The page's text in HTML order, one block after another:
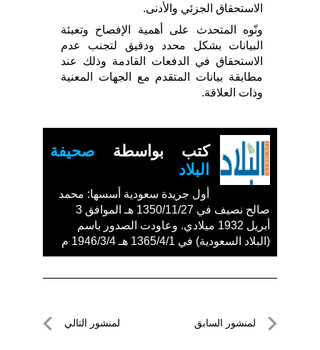
الاستحقاق الجزئي والأدنى.
ونّوه المتحدث على أهمية الإفصاح وتعبئة
البيانات بشكل محدد ودقيق لتجنب عدم
الاستحقاق في الدفعات القادمة وذلك عند
مطابقة بيانات المتقدم مع الجهات المعنية
وذات العلاقة.
كتب بواسطة صحيفة
البلاد
أول جريدة سعودية أسسها: محمد
صالح نصيف في 1350/11/27 هـ الموافق 3
أبريل 1932 ميلادي. وعاودت الصدور باسم
(البلاد السعودية) في 1365/4/1 هـ 1946/3/4 م
تصفّحلمنشور السابق لمنشور التالي